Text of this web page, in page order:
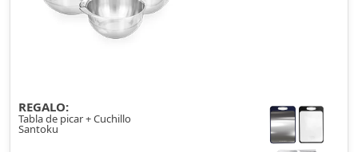
REGALO:
Tabla de picar + Cuchillo
Santoku